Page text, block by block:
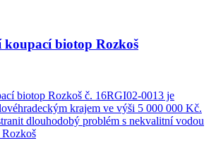
biotop Rozkoš
biotop Rozkoš č. 16RGI02-0013 je
krajem ve výši 5 000 000 Kč.
dlouhodobý problém s nekvalitní vodou